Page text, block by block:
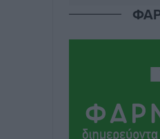
Τα Γλυπτά του
Το στενό της
λίστα των 7
Δημο-Κρίσεις